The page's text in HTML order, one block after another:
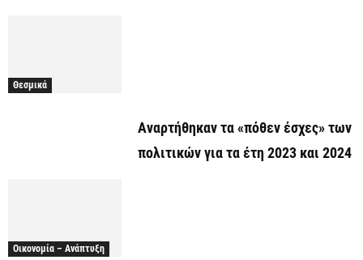
Θεσμικά
Αναρτήθηκαν τα «πόθεν έσχες» των
πολιτικών για τα έτη 2023 και 2024
Οικονομία – Ανάπτυξη